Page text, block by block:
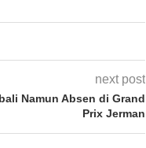
next post
Namun Absen di Grand
Prix Jerman